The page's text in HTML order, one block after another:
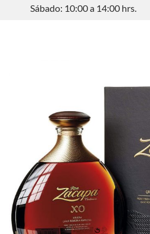
Sábado: 10:00 a 14:00 hrs.